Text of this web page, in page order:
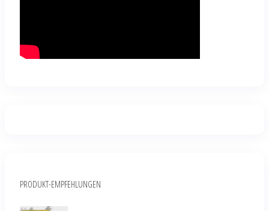
PRODUKT-EMPFEHLUNGEN